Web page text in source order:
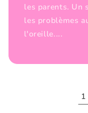
les parents. Un
les problèmes
l'oreille....
1